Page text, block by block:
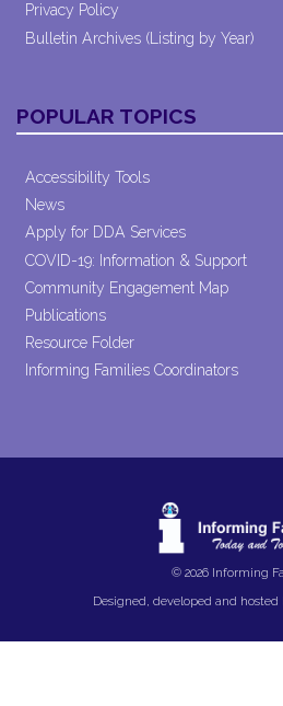
Privacy Policy
Bulletin Archives (Listing by Year)
POPULAR TOPICS
Accessibility Tools
News
Apply for DDA Services
COVID-19: Information & Support
Community Engagement Map
Publications
Resource Folder
Informing Families Coordinators
© 2026 Informing
Designed, developed and hosted